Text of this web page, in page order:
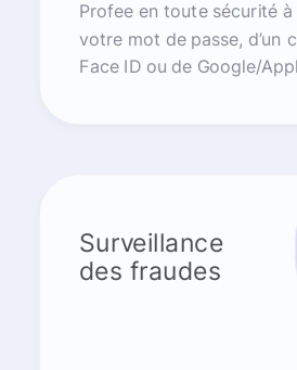
Profee en toute sécurité à
votre mot de passe, d’un
Face ID ou de Google/
Surveillance
des fraudes